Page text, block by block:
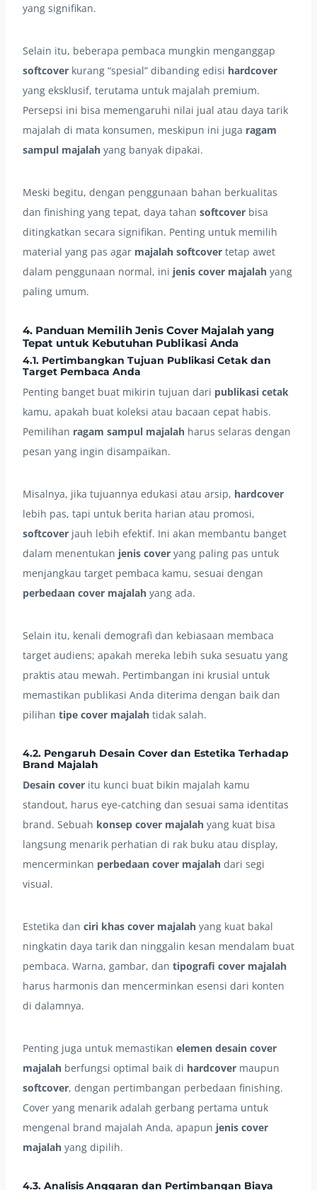
yang signifikan.
Selain itu, beberapa pembaca mungkin menganggap
softcover kurang “spesial” dibanding edisi hardcover
yang eksklusif, terutama untuk majalah premium.
Persepsi ini bisa memengaruhi nilai jual atau daya tarik
majalah di mata konsumen, meskipun ini juga ragam
sampul majalah yang banyak dipakai.
Meski begitu, dengan penggunaan bahan berkualitas
dan finishing yang tepat, daya tahan softcover bisa
ditingkatkan secara signifikan. Penting untuk memilih
material yang pas agar majalah softcover tetap awet
dalam penggunaan normal, ini jenis cover majalah yang
paling umum.
4. Panduan Memilih Jenis Cover Majalah yang
Tepat untuk Kebutuhan Publikasi Anda
4.1. Pertimbangkan Tujuan Publikasi Cetak dan
Target Pembaca Anda
Penting banget buat mikirin tujuan dari publikasi cetak
kamu, apakah buat koleksi atau bacaan cepat habis.
Pemilihan ragam sampul majalah harus selaras dengan
pesan yang ingin disampaikan.
Misalnya, jika tujuannya edukasi atau arsip, hardcover
lebih pas, tapi untuk berita harian atau promosi,
softcover jauh lebih efektif. Ini akan membantu banget
dalam menentukan jenis cover yang paling pas untuk
menjangkau target pembaca kamu, sesuai dengan
perbedaan cover majalah yang ada.
Selain itu, kenali demografi dan kebiasaan membaca
target audiens; apakah mereka lebih suka sesuatu yang
praktis atau mewah. Pertimbangan ini krusial untuk
memastikan publikasi Anda diterima dengan baik dan
pilihan tipe cover majalah tidak salah.
4.2. Pengaruh Desain Cover dan Estetika Terhadap
Brand Majalah
Desain cover itu kunci buat bikin majalah kamu
standout, harus eye-catching dan sesuai sama identitas
brand. Sebuah konsep cover majalah yang kuat bisa
langsung menarik perhatian di rak buku atau display,
mencerminkan perbedaan cover majalah dari segi
visual.
Estetika dan ciri khas cover majalah yang kuat bakal
ningkatin daya tarik dan ninggalin kesan mendalam buat
pembaca. Warna, gambar, dan tipografi cover majalah
harus harmonis dan mencerminkan esensi dari konten
di dalamnya.
Penting juga untuk memastikan elemen desain cover
majalah berfungsi optimal baik di hardcover maupun
softcover, dengan pertimbangan perbedaan finishing.
Cover yang menarik adalah gerbang pertama untuk
mengenal brand majalah Anda, apapun jenis cover
majalah yang dipilih.
4.3. Analisis Anggaran dan Pertimbangan Biaya